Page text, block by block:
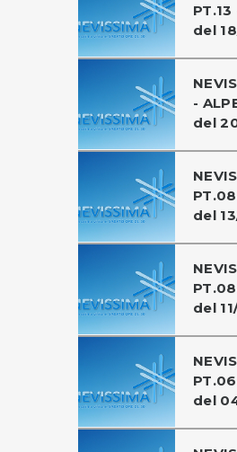
PT.13
del
-
del
del
del
del